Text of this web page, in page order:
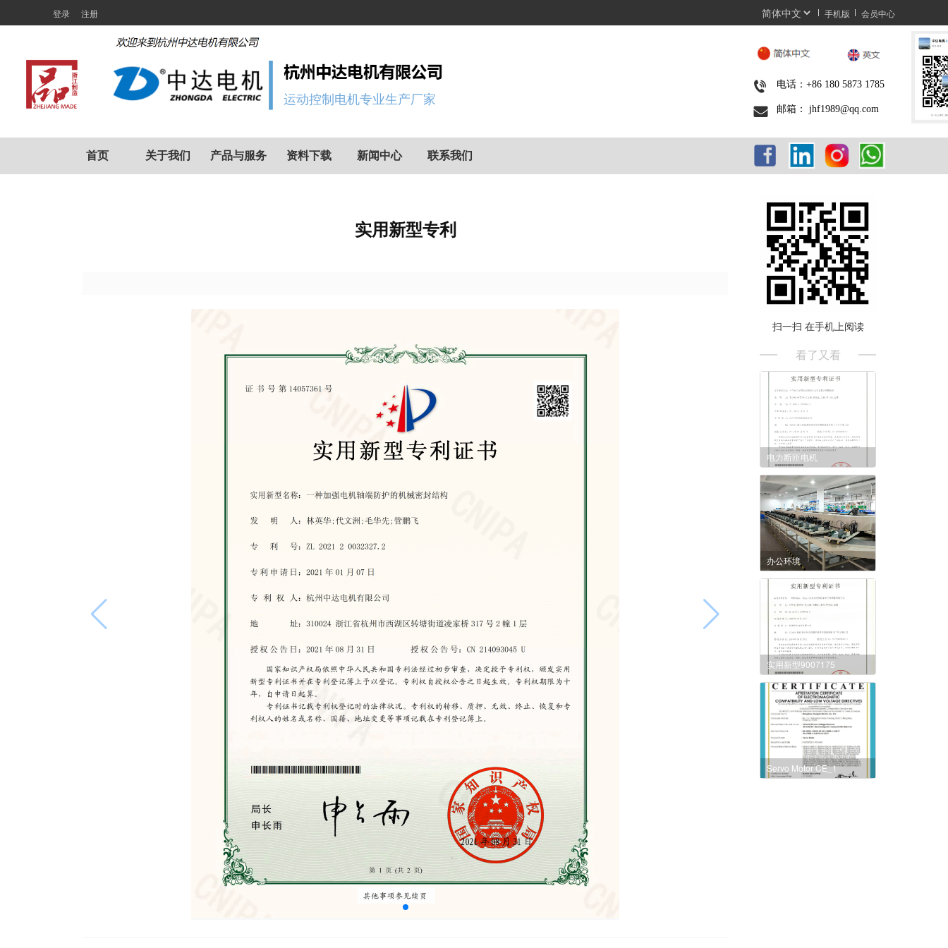
登录 注册 手机版 会员中心
电话：+86 180 5873 1785
邮箱： jhf1989@qq.com
运动控制电机专业生产厂家
首页 关于我们 产品与服务 资料下载 新闻中心 联系我们
实用新型专利
扫一扫 在手机上阅读
看了又看
电力断匝电机
办公环境
实用新型9007175
Servo Motor CE_1